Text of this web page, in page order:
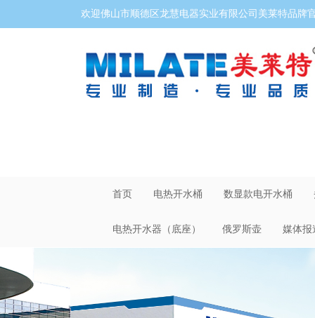
欢迎佛山市顺德区龙慧电器实业有限公司美莱特品牌
首页 电热开水桶 数显款电开水桶
电热开水器（底座） 俄罗斯壶 媒体报